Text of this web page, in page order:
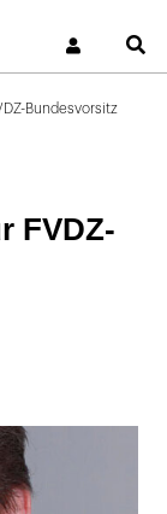
Bundesvorsitz
FVDZ-